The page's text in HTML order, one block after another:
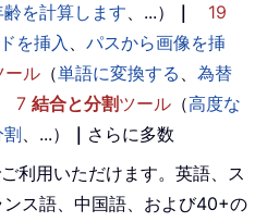
を計算します、...） ｜
19
を挿入 、 パスから画像を挿
ール （単語に変換する 、 為替
7 結合と分割ツール （高度な
割、...） ｜ さらに多数
利用いただけます。英語、ス
ス語、中国語、および40+の